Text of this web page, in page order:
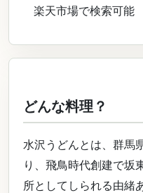
楽天市場で検索可能
どんな料理？
水沢うどんとは、群馬
り、飛鳥時代創建で坂
所としてしられる由緒